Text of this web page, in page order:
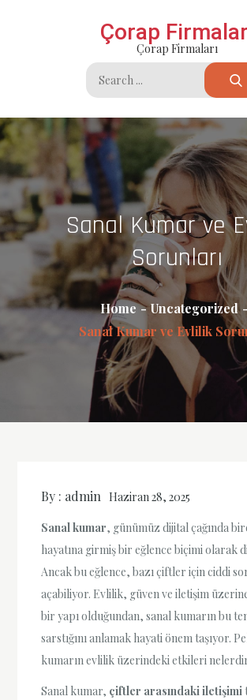
Çorap
Çorap Firmaları
Search
for:
Sanal Kumar ve
Sorunları
Home
Uncategorized
Sanal Kumar ve Evlilik
By : admin Haziran 28, 2025
Sanal kumar, günümüz dijital çağında
hayatına girmiş bir eğlence biçimi olarak
Ancak bu eğlence, bazı çiftler için ciddi
açabiliyor. Evlilik, güven ve iletişim
bir yapı olduğundan, sanal kumarın bu
sarstığını anlamak hayati önem taşıyor.
kumarın evlilik üzerindeki etkileri
Sanal kumar, çiftler arasındaki iletişimi